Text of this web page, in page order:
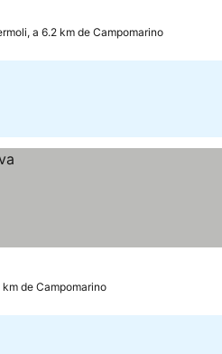
a 6.2 km de Campomarino
km de Campomarino